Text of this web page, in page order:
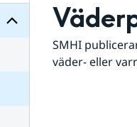
SMHI
väder- eller